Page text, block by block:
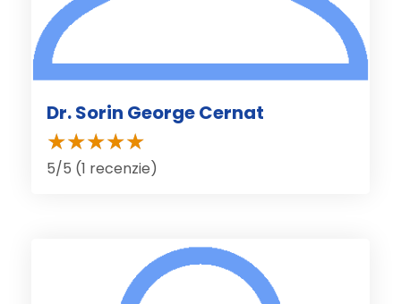
Dr. Sorin George Cernat
5/5 (1 recenzie)